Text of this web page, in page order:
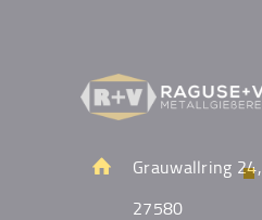
Grauwallring 24,
27580